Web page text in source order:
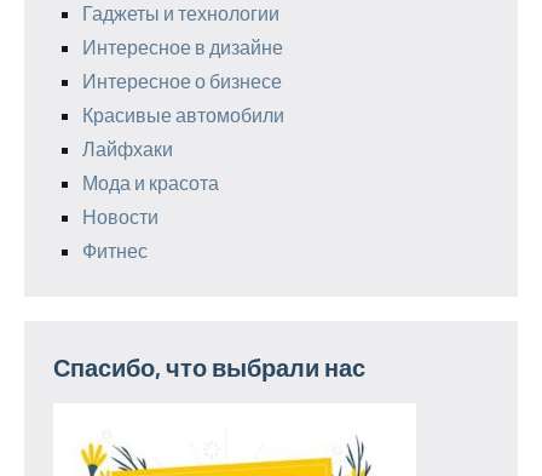
Гаджеты и технологии
Интересное в дизайне
Интересное о бизнесе
Красивые автомобили
Лайфхаки
Мода и красота
Новости
Фитнес
Спасибо, что выбрали нас